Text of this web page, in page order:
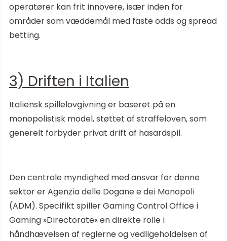
operatører kan frit innovere, især inden for
områder som væddemål med faste odds og spread
betting.
3) Driften i Italien
Italiensk spillelovgivning er baseret på en
monopolistisk model, støttet af straffeloven, som
generelt forbyder privat drift af hasardspil.
Den centrale myndighed med ansvar for denne
sektor er Agenzia delle Dogane e dei Monopoli
(ADM). Specifikt spiller Gaming Control Office i
Gaming »Directorate« en direkte rolle i
håndhævelsen af reglerne og vedligeholdelsen af